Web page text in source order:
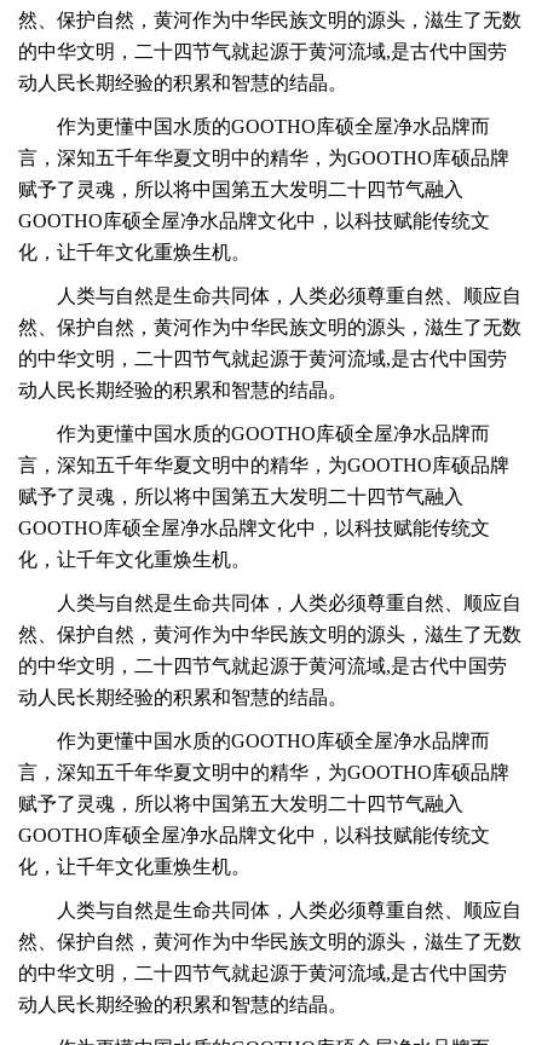
然、保护自然，黄河作为中华民族文明的源头，滋生了无数
的中华文明， 二十四节气就起源于黄河流域,是古代中国劳
动人民长期经验的积累和智慧的结晶。
作为更懂中国水质的GOOTHO库硕全屋净水品牌而
言，深知五千年华夏文明中的精华，为GOOTHO库硕品牌
赋予了灵魂，所以将中国第五大发明二十四节气融入
GOOTHO库硕全屋净水品牌文化中，以科技赋能传统文
化，让千年文化重焕生机。
人类与自然是生命共同体，人类必须尊重自然、顺应自
然、保护自然，黄河作为中华民族文明的源头，滋生了无数
的中华文明， 二十四节气就起源于黄河流域,是古代中国劳
动人民长期经验的积累和智慧的结晶。
作为更懂中国水质的GOOTHO库硕全屋净水品牌而
言，深知五千年华夏文明中的精华，为GOOTHO库硕品牌
赋予了灵魂，所以将中国第五大发明二十四节气融入
GOOTHO库硕全屋净水品牌文化中，以科技赋能传统文
化，让千年文化重焕生机。
人类与自然是生命共同体，人类必须尊重自然、顺应自
然、保护自然，黄河作为中华民族文明的源头，滋生了无数
的中华文明， 二十四节气就起源于黄河流域,是古代中国劳
动人民长期经验的积累和智慧的结晶。
作为更懂中国水质的GOOTHO库硕全屋净水品牌而
言，深知五千年华夏文明中的精华，为GOOTHO库硕品牌
赋予了灵魂，所以将中国第五大发明二十四节气融入
GOOTHO库硕全屋净水品牌文化中，以科技赋能传统文
化，让千年文化重焕生机。
人类与自然是生命共同体，人类必须尊重自然、顺应自
然、保护自然，黄河作为中华民族文明的源头，滋生了无数
的中华文明， 二十四节气就起源于黄河流域,是古代中国劳
动人民长期经验的积累和智慧的结晶。